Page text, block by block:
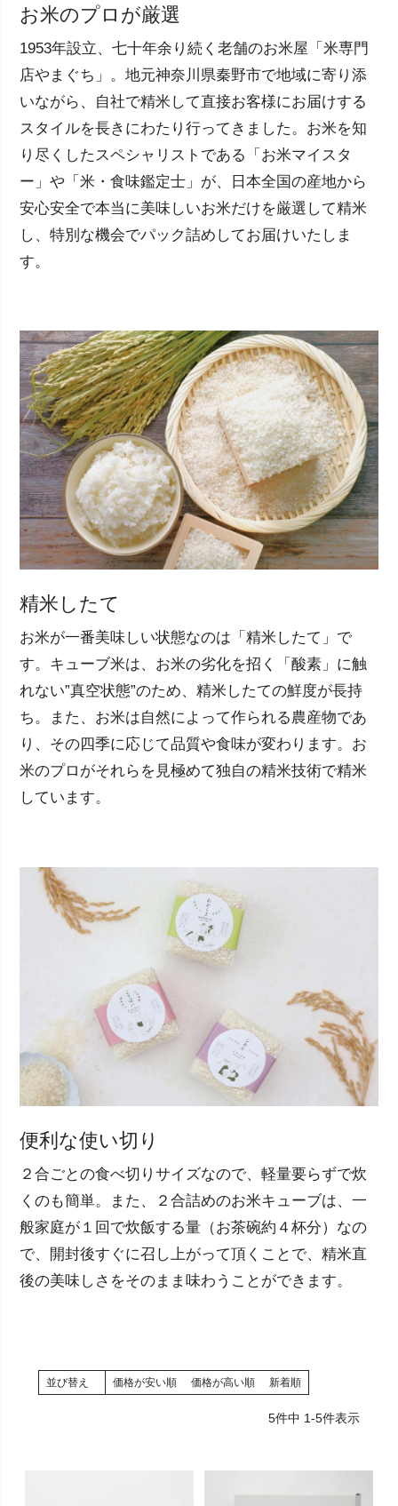
お米のプロが厳選
1953年設立、七十年余り続く老舗のお米屋「米専門
店やまぐち」。地元神奈川県秦野市で地域に寄り添
いながら、自社で精米して直接お客様にお届けする
スタイルを長きにわたり行ってきました。お米を知
り尽くしたスペシャリストである「お米マイスタ
ー」や「米・食味鑑定士」が、日本全国の産地から
安心安全で本当に美味しいお米だけを厳選して精米
し、特別な機会でパック詰めしてお届けいたしま
す。
精米したて
お米が一番美味しい状態なのは「精米したて」で
す。キューブ米は、お米の劣化を招く「酸素」に触
れない”真空状態”のため、精米したての鮮度が長持
ち。また、お米は自然によって作られる農産物であ
り、その四季に応じて品質や食味が変わります。お
米のプロがそれらを見極めて独自の精米技術で精米
しています。
便利な使い切り
２合ごとの食べ切りサイズなので、軽量要らずで炊
くのも簡単。また、２合詰めのお米キューブは、一
般家庭が１回で炊飯する量（お茶碗約４杯分）なの
で、開封後すぐに召し上がって頂くことで、精米直
後の美味しさをそのまま味わうことができます。
並び替え 価格が安い順 価格が高い順 新着順
5件中 1-5件表示